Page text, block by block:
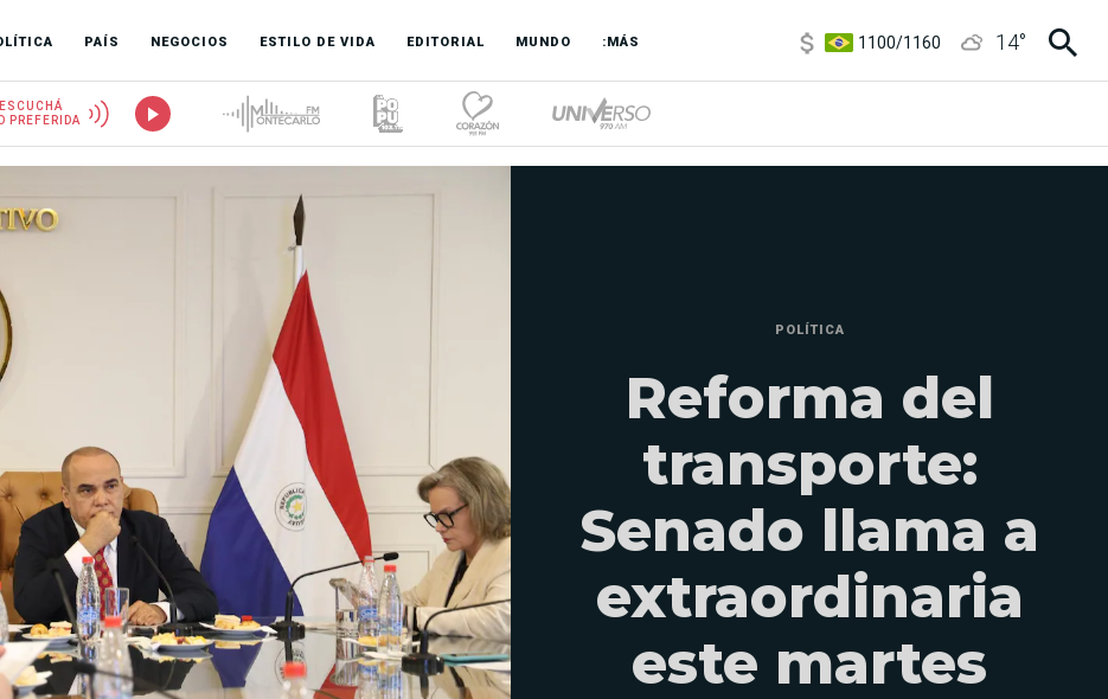
PAÍS NEGOCIOS ESTILO DE VIDA EDITORIAL MUNDO :MÁS
3,8/4
6850/7200
14°
ESCUCHÁ
PREFERIDA
POLÍTICA
Reforma del
transporte:
Senado llama a
extraordinaria
este martes